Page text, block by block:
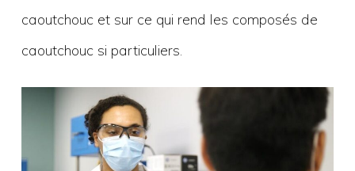
caoutchouc et sur ce qui rend les composés de
caoutchouc si particuliers.